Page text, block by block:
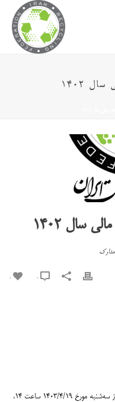
۱۴۰۲
سال ۱۴۰۲
مدارک
0
پیرو برگزاری مجمع عمومی عادی سالیانه اتحادیه در روز سه‌شنبه مورخ ۱۴۰۳/۴/۱۹ ساعت ۱۴،